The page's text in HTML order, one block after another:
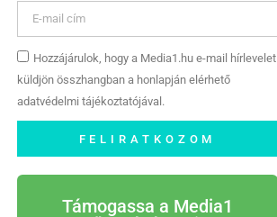
Hozzájárulok, hogy a Media1.hu e-mail hírlevelet
küldjön összhangban a honlapján elérhető
adatvédelmi tájékoztatójával.
FELIRATKOZOM
Támogassa a Media1